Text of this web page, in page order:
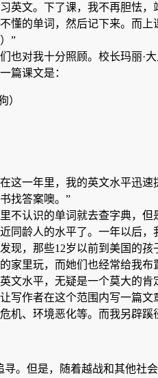
英文。下了课，我不再胆怯
的单词，然后记下来。而上
”
也对我十分照顾。校长玛丽·
篇课文是：
）
这一年里，我的英文水平迅
找答案噢。”
不认识的单词就去查字典，
同龄人的水平了。一年以后
现，那些12岁以前到美国的孩
家里玩，而她们也经常给我
文水平，无疑是一个莫大的肯
写作者在这个范围内写一篇
机、环境恶化等。而我另辟
。但是，随着越战和其他